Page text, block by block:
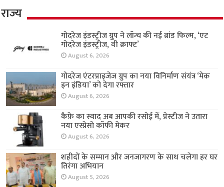
राज्य
गोदरेज इंडस्ट्रीज ग्रुप ने लॉन्च की नई ब्रांड फिल्म, ‘एट
गोदरेज इंडस्ट्रीज, वी क्राफ्ट’
August 6, 2026
गोदरेज एंटरप्राइजेज ग्रुप का नया विनिर्माण संयंत्र ‘मेक
इन इंडिया’ को देगा रफ्तार
August 6, 2026
कैफ़े का स्वाद अब आपकी रसोई में, प्रेस्टीज ने उतारा
नया एस्प्रेसो कॉफी मेकर
August 6, 2026
शहीदों के सम्मान और जनजागरण के साथ चलेगा हर घर
तिरंगा अभियान
August 5, 2026